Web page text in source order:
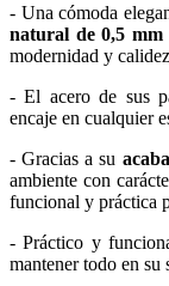
- Una cómoda
natural de 0,5 mm
modernidad y
- El acero de sus
encaje en cualquier
- Gracias a su
ambiente con
funcional y práctica
- Práctico y
mantener todo en